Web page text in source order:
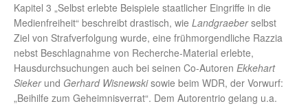
Kapitel 3 „Selbst erlebte Beispiele staatlicher Eingriffe in die
Medienfreiheit“ beschreibt drastisch, wie Landgraeberselbst
Ziel von Strafverfolgung wurde, eine frühmorgendliche Razzia
nebst Beschlagnahme von Recherche-Material erlebte,
Hausdurchsuchungen auch bei seinen Co-Autoren Ekkehart
Sieker und Gerhard Wisnewskisowie beim WDR, der Vorwurf:
„Beihilfe zum Geheimnisverrat“. Dem Autorentrio gelang u.a.